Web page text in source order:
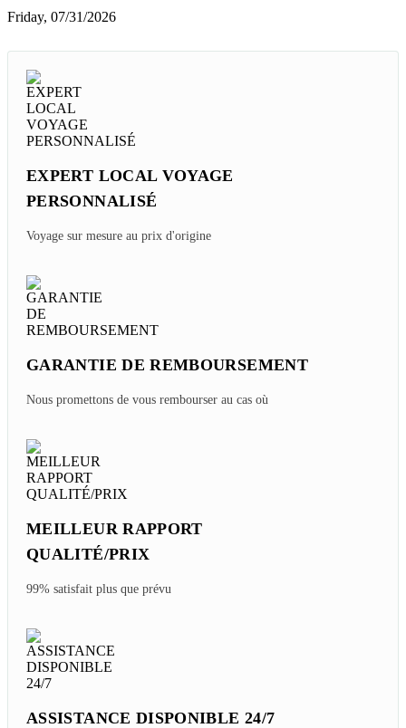
Friday, 07/31/2026
EXPERT LOCAL VOYAGE
PERSONNALISÉ
Voyage sur mesure au prix d'origine
GARANTIE DE REMBOURSEMENT
Nous promettons de vous rembourser au cas où
MEILLEUR RAPPORT
QUALITÉ/PRIX
99% satisfait plus que prévu
ASSISTANCE DISPONIBLE 24/7